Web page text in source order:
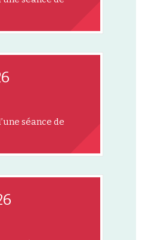
séance de